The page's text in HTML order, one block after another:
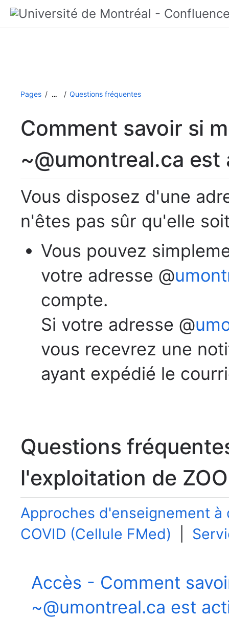
Pages … Questions fréquentes
Comment savoir si
~@umontreal.ca est
Vous disposez d'une
n'êtes pas sûr qu'elle
Vous pouvez
votre adresse @
compte.
Si votre adresse @
vous recevrez une
ayant expédié le
Questions
l'exploitation de
Approches d'enseignement
COVID (Cellule FMed)
Accès - Comment
~@umontreal.ca est